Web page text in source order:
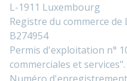
L-1911 Luxembourg
Registre du commerce
B274954
Permis d'exploitation n°
commerciales et services".